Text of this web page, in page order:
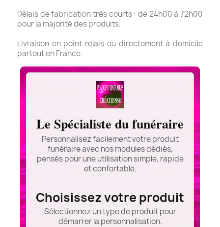
Délais de fabrication très courts : de 24h00 à 72h00
pour la majorité des produits.
Livraison en point relais ou directement à domicile
partout en France.
Le Spécialiste du funéraire
Personnalisez facilement votre produit
funéraire avec nos modules dédiés,
pensés pour une utilisation simple, rapide
et confortable.
Choisissez votre produit
Sélectionnez un type de produit pour
démarrer la personnalisation.